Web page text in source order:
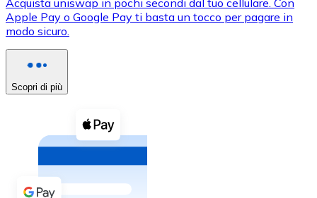
XRP
XRP
Vedi tutto
Buoni cripto
Acquista criptovalute in contanti e altri mezzi di
Acquista con contanti
Bonifico SEPA
Apple Pay o Google Pay ti basta un tocco per pagare in
modo sicuro.
Scopri di più